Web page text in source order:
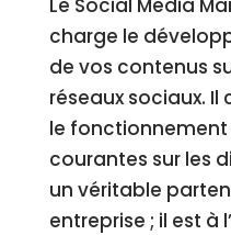
Le Social Media
charge le
de vos contenus
réseaux sociaux.
le
courantes sur les
un véritable
entreprise ; il est à